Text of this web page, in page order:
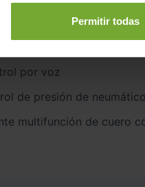
Permitir todas
y/o sensor de distancia
al conductor)
por voz
de presión de
multifunción de cuero